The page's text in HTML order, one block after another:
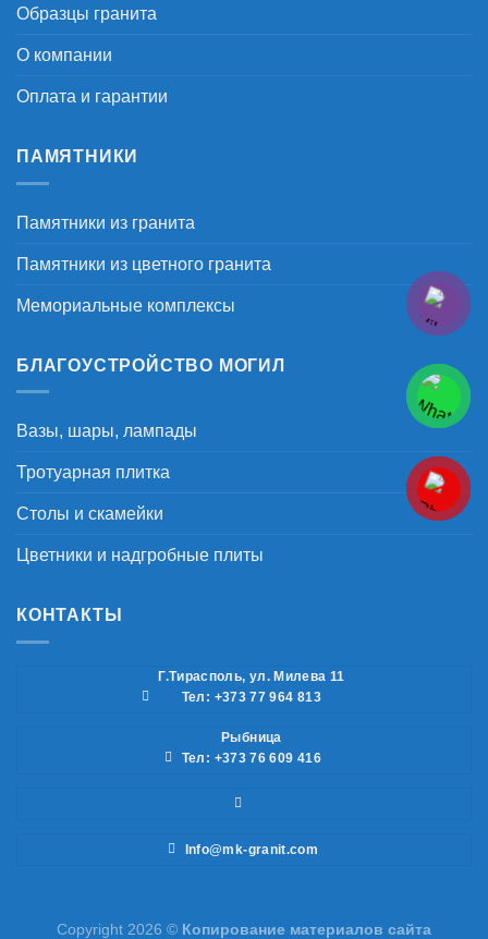
Образцы гранита
О компании
Оплата и гарантии
ПАМЯТНИКИ
Памятники из гранита
Памятники из цветного гранита
Мемориальные комплексы
БЛАГОУСТРОЙСТВО МОГИЛ
Вазы, шары, лампады
Тротуарная плитка
Столы и скамейки
Цветники и надгробные плиты
КОНТАКТЫ
Г.Тирасполь, ул. Милева 11
Тел: +373 77 964 813
Рыбница
Тел: +373 76 609 416
Info@mk-granit.com
Copyright 2026 © Копирование материалов сайта